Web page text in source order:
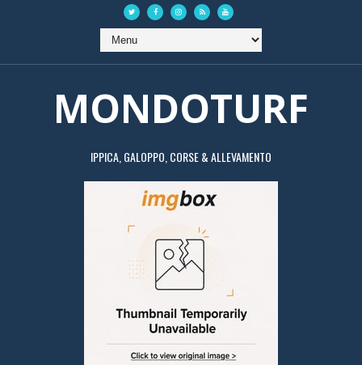
MONDOTURF
IPPICA, GALOPPO, CORSE & ALLEVAMENTO